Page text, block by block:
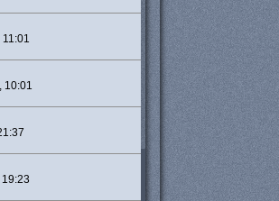
11:01
10:01